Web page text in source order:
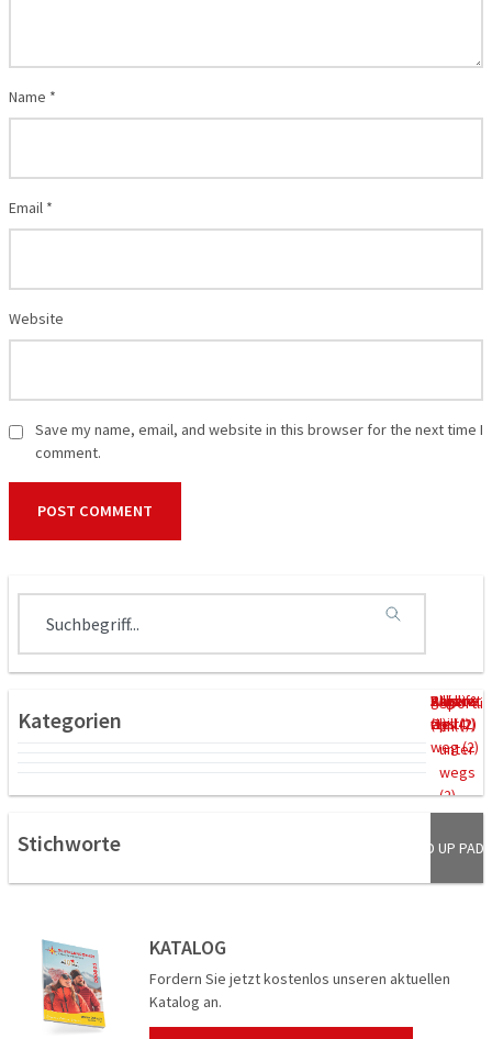
Name *
Email *
Website
Save my name, email, and website in this browser for the next time I
comment.
Kategorien
Allgem
ein (4)
Sportli
ch
unter
wegs
(2)
ganz
weit
weg (2)
Relax &
Chill (2)
Städtet
rips (2)
Wildlife
(1)
Stichworte LÖWEN
PADDELN
STAND UP
KATALOG
Fordern Sie jetzt kostenlos unseren aktuellen
Katalog an.